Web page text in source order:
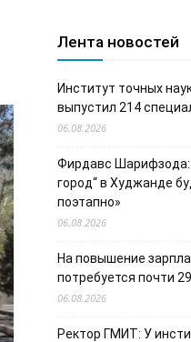
Лента новостей
Институт точных
выпустил 214
06.08.2026
Фирдавс Шарифзода:
город“ в Худжанде
поэтапно»
06.08.2026
На повышение
потребуется почти
06.08.2026
Ректор ГМИТ: У